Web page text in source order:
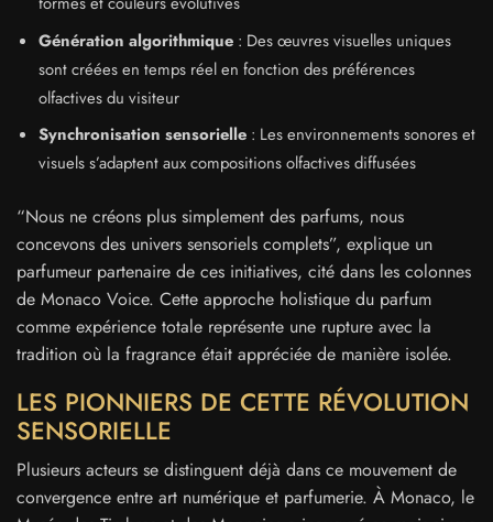
Génération algorithmique : Des œuvres visuelles uniques
sont créées en temps réel en fonction des préférences
olfactives du visiteur
Synchronisation sensorielle : Les environnements sonores et
visuels s’adaptent aux compositions olfactives diffusées
“Nous ne créons plus simplement des parfums, nous
concevons des univers sensoriels complets”, explique un
parfumeur partenaire de ces initiatives, cité dans les colonnes
de Monaco Voice. Cette approche holistique du parfum
comme expérience totale représente une rupture avec la
tradition où la fragrance était appréciée de manière isolée.
LES PIONNIERS DE CETTE RÉVOLUTION
SENSORIELLE
Plusieurs acteurs se distinguent déjà dans ce mouvement de
convergence entre art numérique et parfumerie. À Monaco, le